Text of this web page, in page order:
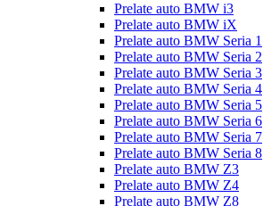
Prelate auto BMW i3
Prelate auto BMW iX
Prelate auto BMW Seria 1
Prelate auto BMW Seria 2
Prelate auto BMW Seria 3
Prelate auto BMW Seria 4
Prelate auto BMW Seria 5
Prelate auto BMW Seria 6
Prelate auto BMW Seria 7
Prelate auto BMW Seria 8
Prelate auto BMW Z3
Prelate auto BMW Z4
Prelate auto BMW Z8